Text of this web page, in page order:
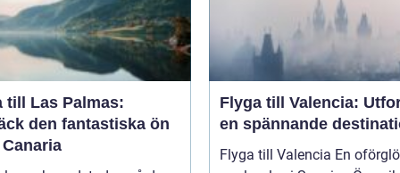
till Las Palmas:
den fantastiska ön
Flyga till Valencia:
en spännande
Flyga till Valencia En oförglömlig